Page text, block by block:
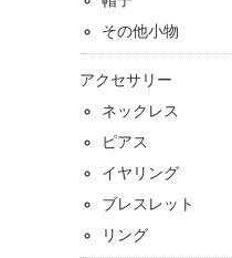
その他小物
アクセサリー
ネックレス
ピアス
イヤリング
ブレスレット
リング